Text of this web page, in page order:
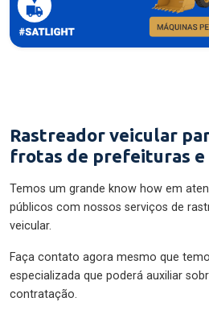
Rastreador veicular
frotas de prefeituras e
Temos um grande know how em
públicos com nossos serviços de
veicular.
Faça contato agora mesmo que
especializada que poderá auxiliar
contratação.